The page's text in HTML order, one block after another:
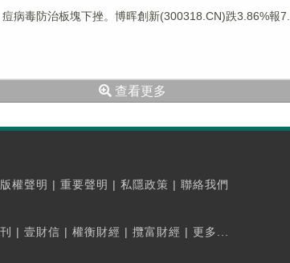
病毒防治板塊下挫。博晖創新(300318.CN)跌3.86%報
查看更多
版權聲明 | 重要聲明 | 私隱政策 | 聯絡我們
| 壹財信 | 權衡財經 | 攬富財經 | 更多...